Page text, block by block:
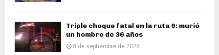
Triple choque fatal en la ruta 9: murió
un hombre de 36 años
8 de septiembre de 2025